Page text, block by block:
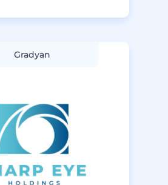
Gradyan